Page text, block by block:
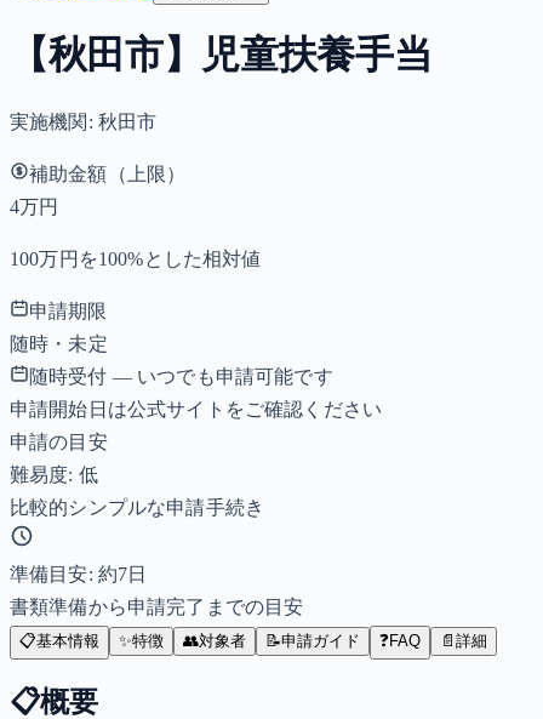
【秋田市】児童扶養手当
実施機関: 秋田市
補助金額（上限）
4万円
100万円を100%とした相対値
申請期限
随時・未定
随時受付 — いつでも申請可能です
申請開始日は公式サイトをご確認ください
申請の目安
難易度: 低
比較的シンプルな申請手続き
準備目安: 約7日
書類準備から申請完了までの目安
📋基本情報 ✨特徴 👥対象者 📝申請ガイド ❓FAQ 📄 詳細
📋概要